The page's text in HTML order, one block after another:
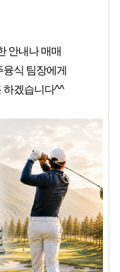
안내나 매매
식 팀장에게
하겠습니다^^